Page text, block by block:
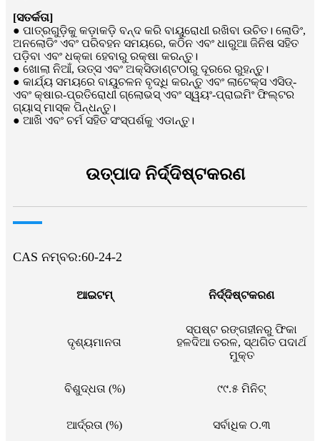
[ସତର୍କତା]
● ପାତ୍ରଗୁଡ଼ିକୁ କଡ଼ାକଡ଼ି ବନ୍ଦ କରି ବାୟୁରୋଧୀ ରଖିବା ଉଚିତ। ଲୋଡିଂ,
ଅନଲୋଡିଂ ଏବଂ ପରିବହନ ସମୟରେ, କଠିନ ଏବଂ ଧାରୁଆ ଜିନିଷ ସହିତ
ପଡ଼ିବା ଏବଂ ଧକ୍କା ହେବାରୁ ରକ୍ଷା କରନ୍ତୁ।
● ଖୋଲା ନିଆଁ, ଉତ୍ସ ଏବଂ ଅକ୍ସିଡାଣ୍ଟଠାରୁ ଦୂରରେ ରୁହନ୍ତୁ।
● କାର୍ଯ୍ୟ ସମୟରେ ବାୟୁଚଳନ ବୃଦ୍ଧି କରନ୍ତୁ ଏବଂ ଲାଟେକ୍ସ ଏସିଡ୍-
ଏବଂ କ୍ଷାର-ପ୍ରତିରୋଧୀ ଗ୍ଲୋଭସ୍ ଏବଂ ସ୍ୱୟଂ-ପ୍ରାଇମିଂ ଫିଲ୍ଟର
ଗ୍ୟାସ୍ ମାସ୍କ ପିନ୍ଧନ୍ତୁ।
● ଆଖି ଏବଂ ଚର୍ମ ସହିତ ସଂସ୍ପର୍ଶକୁ ଏଡାନ୍ତୁ।
ଉତ୍ପାଦ ନିର୍ଦ୍ଦିଷ୍ଟକରଣ
CAS ନମ୍ବର:60-24-2
ଆଇଟମ୍‌ ନିର୍ଦ୍ଦିଷ୍ଟକରଣ
ଦୃଶ୍ୟମାନତା
ସ୍ପଷ୍ଟ ରଙ୍ଗହୀନରୁ ଫିକା
ହଳଦିଆ ତରଳ, ସ୍ଥଗିତ ପଦାର୍ଥ
ମୁକ୍ତ
ବିଶୁଦ୍ଧତା (%) ୯୯.୫ ମିନିଟ୍
ଆର୍ଦ୍ରତା (%) ସର୍ବାଧିକ ୦.୩